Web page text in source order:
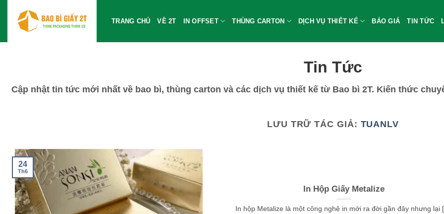
dung
TRANG CHỦ VỀ 2T IN OFFSET THÙNG CARTON DỊCH VỤ THIẾT KẾ BÁO GIÁ TIN TỨC
Tin Tức
Cập nhật tin tức mới nhất về bao bì, thùng carton và các dịch vụ thiết kế từ Bao bì 2T. Kiến thức
LƯU TRỮ TÁC GIẢ: TUANLV
In Hộp Giấy Metalize
In hộp Metalize là một công nghệ in mới ra đời gần đây nhưng lại
24
Th6